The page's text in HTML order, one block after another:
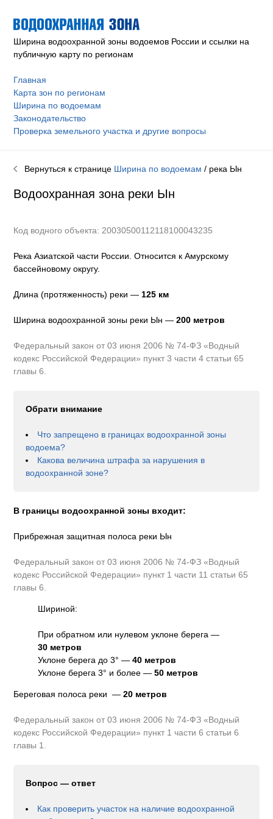
Ширина водоохранной зоны водоемов России и ссылки на
публичную карту по регионам
Главная
Карта зон по регионам
Ширина по водоемам
Законодательство
Проверка земельного участка и другие вопросы
Вернуться к странице Ширина по водоемам / река Ын
Водоохранная зона реки Ын
Код водного объекта: 20030500112118100043235
Река Азиатской части России. Относится к Амурскому
бассейновому округу.
Длина (протяженность) реки — 125 км
Ширина водоохранной зоны реки Ын —200 метров
Федеральный закон от 03 июня 2006 № 74-ФЗ «Водный
кодекс Российской Федерации» пункт 3 части 4 статьи 65
главы 6.
Обрати внимание
Что запрещено в границах водоохранной зоны
водоема?
Какова величина штрафа за нарушения в
водоохранной зоне?
В границы водоохранной зоны входит:
Прибрежная защитная полоса реки Ын
Федеральный закон от 03 июня 2006 № 74-ФЗ «Водный
кодекс Российской Федерации» пункт 1 части 11 статьи 65
главы 6.
Шириной:
При обратном или нулевом уклоне берега —
30 метров
Уклоне берега до 3° —40 метров
Уклоне берега 3° и более —50 метров
Береговая полоса реки —20 метров
Федеральный закон от 03 июня 2006 № 74-ФЗ «Водный
кодекс Российской Федерации» пункт 1 части 6 статьи 6
главы 1.
Вопрос — ответ
Как проверить участок на наличие водоохранной